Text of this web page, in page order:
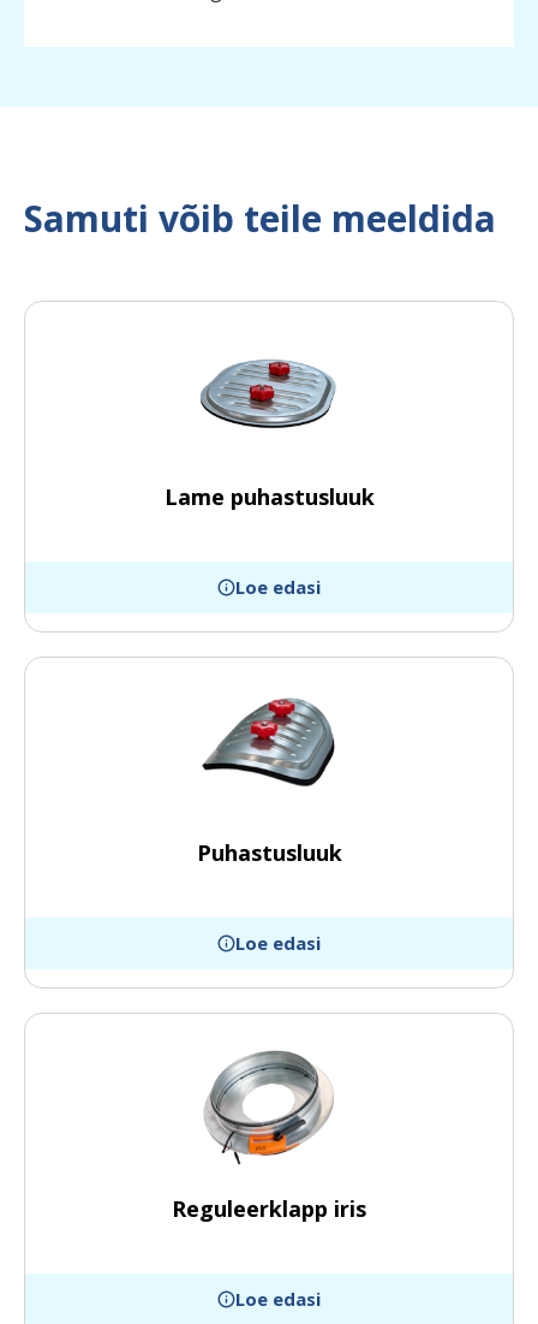
Samuti võib teile meeldida
Lame puhastusluuk
Loe edasi
Puhastusluuk
Loe edasi
Reguleerklapp iris
Loe edasi